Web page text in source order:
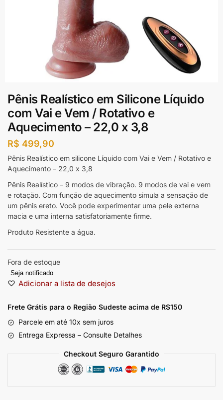
Pênis Realístico em Silicone Líquido
com Vai e Vem / Rotativo e
Aquecimento – 22,0 x 3,8
R$ 499,90
Pênis Realístico em silicone Líquido com Vai e Vem / Rotativo e
Aquecimento – 22,0 x 3,8
Pênis Realístico – 9 modos de vibração. 9 modos de vai e vem
e rotação. Com função de aquecimento simula a sensação de
um pênis ereto. Você pode experimentar uma pele externa
macia e uma interna satisfatoriamente firme.
Produto Resistente a água.
Fora de estoque
Seja notificado
Adicionar a lista de desejos
Frete Grátis para o Região Sudeste acima de R$150
Parcele em até 10x sem juros
Entrega Expressa – Consulte Detalhes
Checkout Seguro Garantido